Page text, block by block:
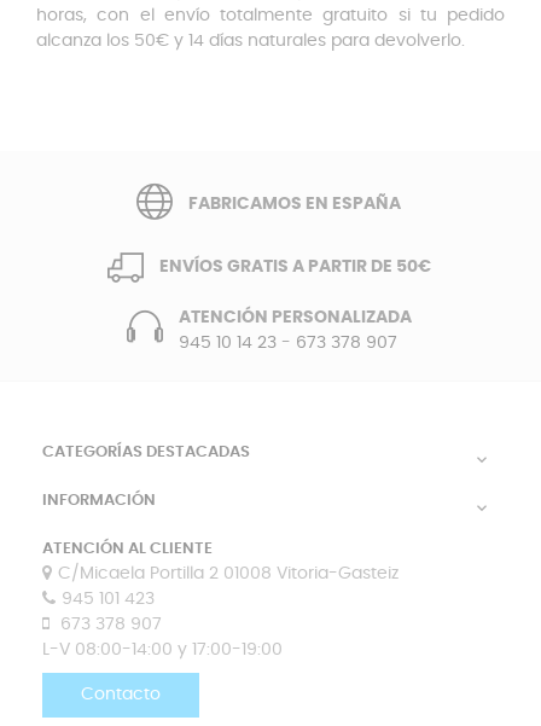
horas, con el envío totalmente gratuito si tu pedido
alcanza los 50€ y 14 días naturales para devolverlo.
FABRICAMOS EN ESPAÑA
ENVÍOS GRATIS A PARTIR DE 50€
ATENCIÓN PERSONALIZADA
945 10 14 23- 673 378 907
CATEGORÍAS DESTACADAS 
INFORMACIÓN 
ATENCIÓN AL CLIENTE
C/Micaela Portilla 2 01008 Vitoria-Gasteiz
945 101 423
673 378 907
L-V 08:00-14:00 y 17:00-19:00
Contacto